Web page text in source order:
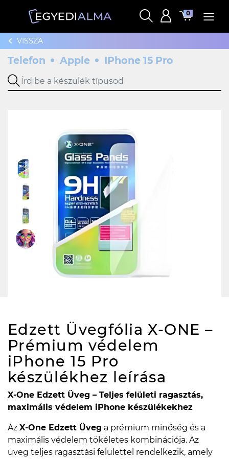
0
VISSZA
Telefon Apple IPhone 15 Pro
Edzett Üvegfólia X-ONE –
Prémium védelem
iPhone 15 Pro
készülékhez leírása
X-One Edzett Üveg – Teljes felületi ragasztás,
maximális védelem iPhone készülékekhez
Az X-One Edzett Üveg a prémium minőség és a
maximális védelem tökéletes kombinációja. Az
üveg teljes ragasztási felülettel rendelkezik, amely